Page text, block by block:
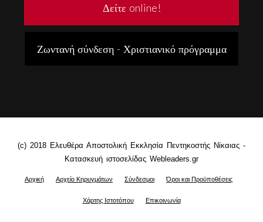
Δείτε online!
Ζωντανή σύνδεση - Χριστιανικό πρόγραμμα
(c) 2018 Ελευθέρα Αποστολική Εκκλησία Πεντηκοστής Νίκαιας -
Κατασκευή ιστοσελίδας Webleaders.gr
Αρχική Αρχείο Κηρυγμάτων Σύνδεσμοι Όροι και Προϋποθέσεις
Χάρτης Ιστοτόπου Επικοινωνία